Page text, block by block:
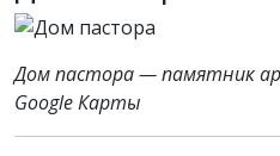
Дом пастора — памятник
Google Карты